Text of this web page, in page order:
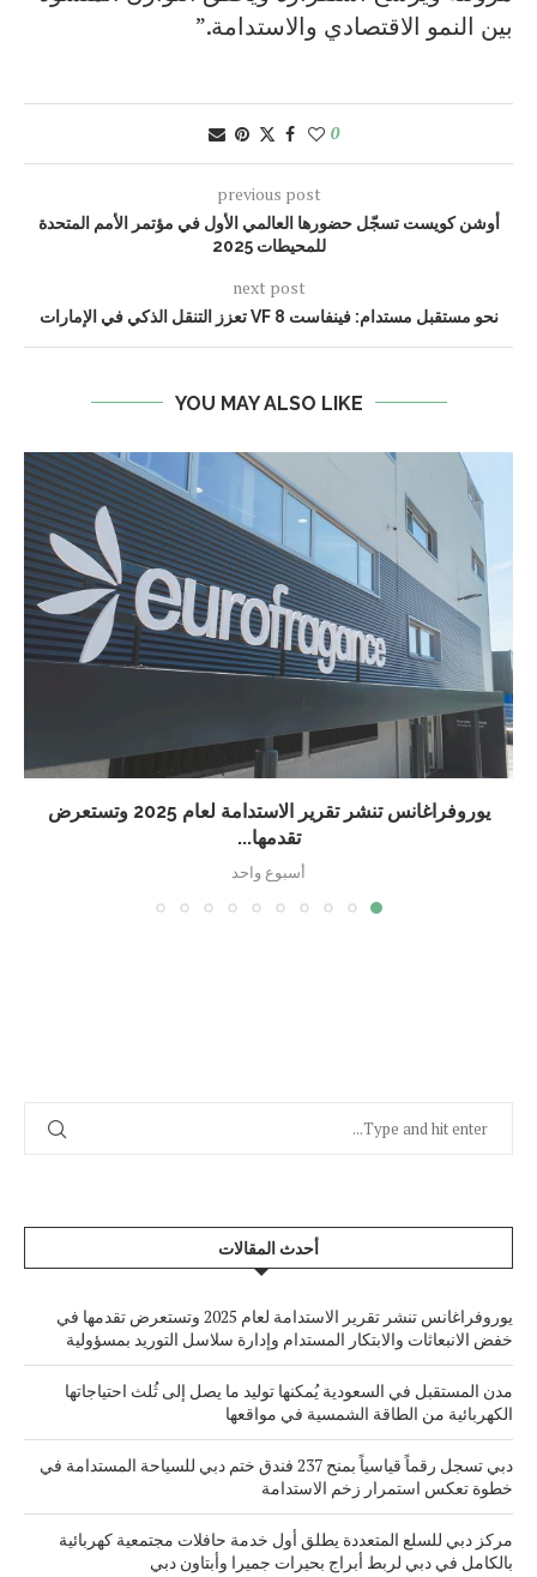
بين النمو الاقتصادي والاستدامة.”
0
previous post
أوشن كويست تسجّل حضورها العالمي الأول في مؤتمر الأمم المتحدة
للمحيطات 2025
next post
نحو مستقبل مستدام: فينفاست VF 8 تعزز التنقل الذكي في الإمارات
YOU MAY ALSO LIKE
يوروفراغانس تنشر تقرير الاستدامة لعام 2025 وتستعرض
تقدمها...
أسبوع واحد
أحدث المقالات
يوروفراغانس تنشر تقرير الاستدامة لعام 2025 وتستعرض تقدمها في
خفض الانبعاثات والابتكار المستدام وإدارة سلاسل التوريد بمسؤولية
مدن المستقبل في السعودية يُمكنها توليد ما يصل إلى ثُلث احتياجاتها
الكهربائية من الطاقة الشمسية في مواقعها
دبي تسجل رقماً قياسياً بمنح 237 فندق ختم دبي للسياحة المستدامة في
خطوة تعكس استمرار زخم الاستدامة
مركز دبي للسلع المتعددة يطلق أول خدمة حافلات مجتمعية كهربائية
بالكامل في دبي لربط أبراج بحيرات جميرا وأبتاون دبي